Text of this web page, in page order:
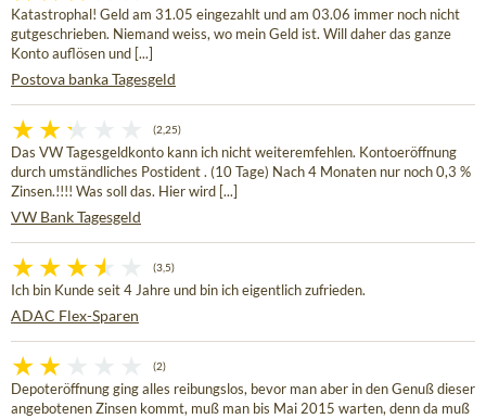
Katastrophal! Geld am 31.05 eingezahlt und am 03.06 immer noch nicht
gutgeschrieben. Niemand weiss, wo mein Geld ist. Will daher das ganze
Konto auflösen und [...]
Postova banka Tagesgeld
(2,25)
Das VW Tagesgeldkonto kann ich nicht weiteremfehlen. Kontoeröffnung
durch umständliches Postident . (10 Tage) Nach 4 Monaten nur noch 0,3 %
Zinsen.!!!! Was soll das. Hier wird [...]
VW Bank Tagesgeld
(3,5)
Ich bin Kunde seit 4 Jahre und bin ich eigentlich zufrieden.
ADAC Flex-Sparen
(2)
Depoteröffnung ging alles reibungslos, bevor man aber in den Genuß dieser
angebotenen Zinsen kommt, muß man bis Mai 2015 warten, denn da muß